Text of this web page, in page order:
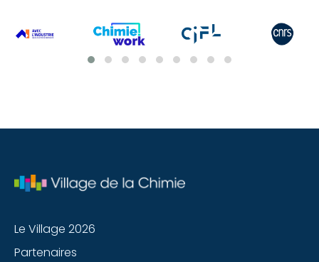
Le Village 2026
Partenaires